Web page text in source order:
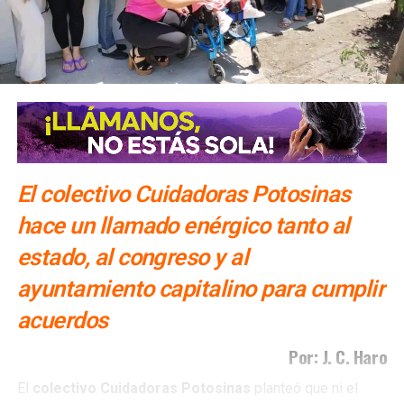
El colectivo Cuidadoras Potosinas
hace un llamado enérgico tanto al
estado, al congreso y al
ayuntamiento capitalino para cumplir
acuerdos
Por: J. C. Haro
El colectivo Cuidadoras Potosinas planteó que ni el